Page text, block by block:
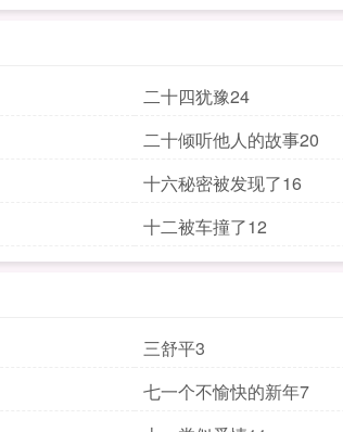
二十四犹豫24
二十倾听他人的故事20
十六秘密被发现了16
十二被车撞了12
三舒平3
七一个不愉快的新年7